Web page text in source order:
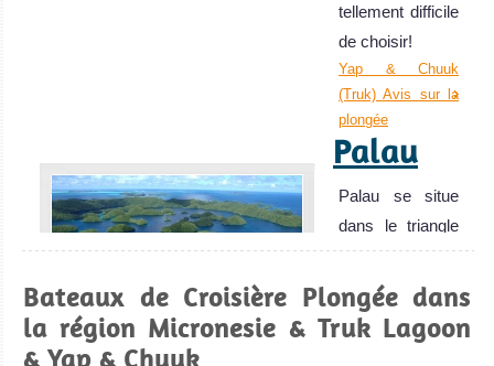
tellement difficile
de choisir!
Yap & Chuuk
(Truk) Avis sur la
plongée
Palau
Palau se situe
dans le triangle
de corail et est
l’une des ‘Sept
merveilles du
monde sous-
Bateaux de Croisière Plongée dans
la région Micronesie & Truk Lagoon
& Yap & Chuuk